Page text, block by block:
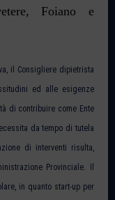
Foiano e
il Consigliere dipietrista
ed alle esigenze
di contribuire come Ente
da tempo di tutela
di interventi risulta,
Provinciale. Il
in quanto start-up per